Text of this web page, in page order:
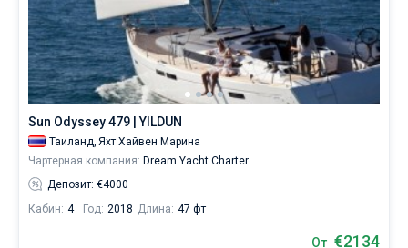
Sun Odyssey 479 | YILDUN
Таиланд, Яхт Хайвен Марина
Чартерная компания: Dream Yacht Charter
Депозит: €4000
Кабин: 4 Год: 2018 Длина: 47 фт
От €2134